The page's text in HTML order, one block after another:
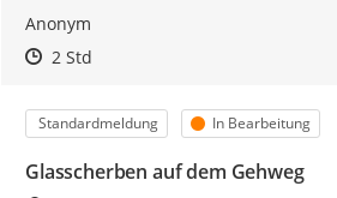
Anonym
Zeitpunkt des Erstellens
Zeitpunkt des Erstellens
2 StdZur Äußerung
Kategorie
Standardmeldung Status
In Bearbeitung
Glasscherben auf dem Gehweg